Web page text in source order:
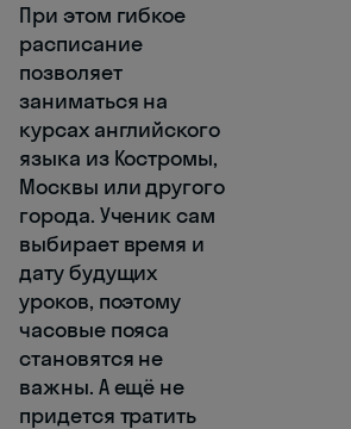
При этом гибкое
расписание
позволяет
заниматься на
курсах английского
языка из Костромы,
Москвы или другого
города. Ученик сам
выбирает время и
дату будущих
уроков, поэтому
часовые пояса
становятся не
важны. А ещё не
придется тратить